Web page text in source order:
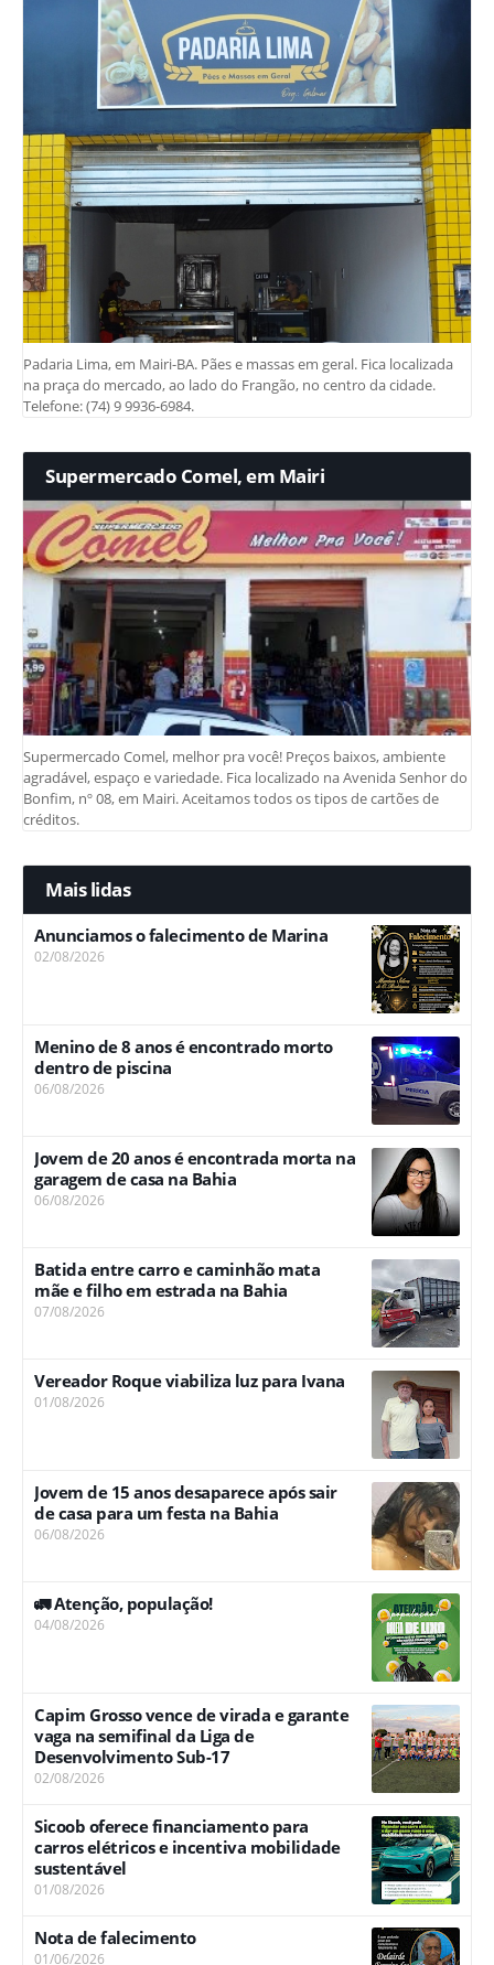
Padaria Lima, em Mairi-BA. Pães e massas em geral. Fica localizada
na praça do mercado, ao lado do Frangão, no centro da cidade.
Telefone: (74) 9 9936-6984.
Supermercado Comel, em Mairi
Supermercado Comel, melhor pra você! Preços baixos, ambiente
agradável, espaço e variedade. Fica localizado na Avenida Senhor do
Bonfim, nº 08, em Mairi. Aceitamos todos os tipos de cartões de
créditos.
Mais lidas
Anunciamos o falecimento de Marina
02/08/2026
Menino de 8 anos é encontrado morto
dentro de piscina
06/08/2026
Jovem de 20 anos é encontrada morta na
garagem de casa na Bahia
06/08/2026
Batida entre carro e caminhão mata
mãe e filho em estrada na Bahia
07/08/2026
Vereador Roque viabiliza luz para Ivana
01/08/2026
Jovem de 15 anos desaparece após sair
de casa para um festa na Bahia
06/08/2026
🚛 Atenção, população!
04/08/2026
Capim Grosso vence de virada e garante
vaga na semifinal da Liga de
Desenvolvimento Sub-17
02/08/2026
Sicoob oferece financiamento para
carros elétricos e incentiva mobilidade
sustentável
01/08/2026
Nota de falecimento
01/06/2026